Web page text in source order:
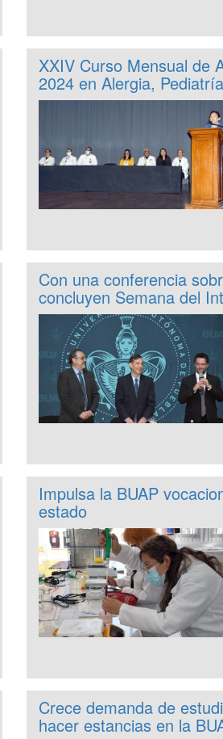
XXIV Curso Mensual de
2024 en Alergia,
Con una conferencia
concluyen Semana del
Impulsa la BUAP
estado
Crece demanda de
hacer estancias en la